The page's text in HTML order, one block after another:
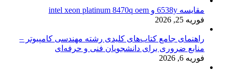
مقایسه 6538y و intel xeon platinum 8470q oem
فوریه 25, 2026
راهنمای جامع کتاب‌های کلیدی رشته مهندسی کامپیوتر –
منابع ضروری برای دانشجویان فنی و حرفه‌ای
فوریه 6, 2026